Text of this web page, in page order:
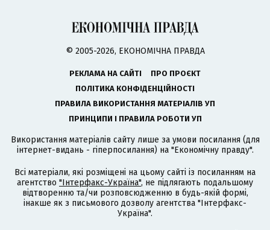
© 2005-2026, ЕКОНОМІЧНА ПРАВДА
РЕКЛАМА НА САЙТІ
ПРО ПРОЄКТ
ПОЛІТИКА КОНФІДЕНЦІЙНОСТІ
ПРАВИЛА ВИКОРИСТАННЯ МАТЕРІАЛІВ УП
ПРИНЦИПИ І ПРАВИЛА РОБОТИ УП
Використання матеріалів сайту лише за умови посилання (для
інтернет-видань - гіперпосилання) на "Економічну правду".
Всі матеріали, які розміщені на цьому сайті із посиланням на
агентство "Інтерфакс-Україна", не підлягають подальшому
відтворенню та/чи розповсюдженню в будь-якій формі,
інакше як з письмового дозволу агентства "Інтерфакс-
Україна".